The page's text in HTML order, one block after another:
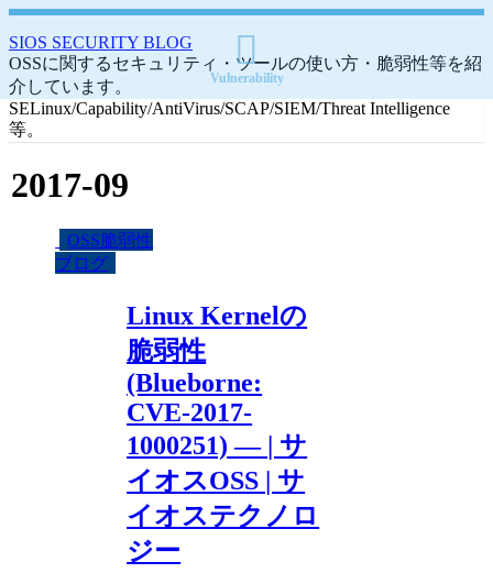
SIOS SECURITY BLOG
OSSに関するセキュリティ・ツールの使い方・脆弱性等を紹
介しています。
SELinux/Capability/AntiVirus/SCAP/SIEM/Threat Intelligence
等。
2017-09
OSS脆弱性
ブログ
Linux Kernelの
脆弱性
(Blueborne:
CVE-2017-
1000251) — | サ
イオスOSS | サ
イオステクノロ
ジー